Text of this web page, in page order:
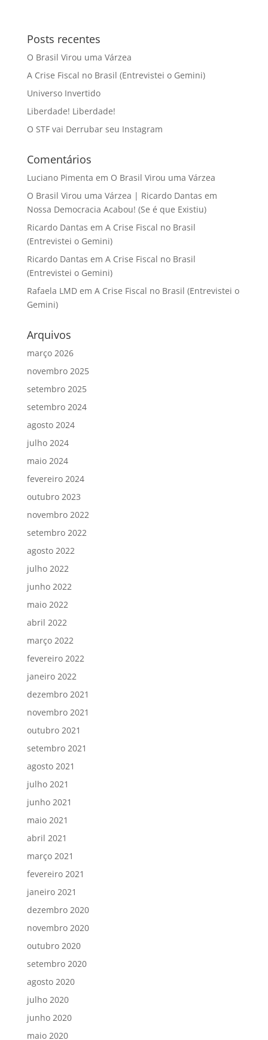
Posts recentes
O Brasil Virou uma Várzea
A Crise Fiscal no Brasil (Entrevistei o Gemini)
Universo Invertido
Liberdade! Liberdade!
O STF vai Derrubar seu Instagram
Comentários
Luciano Pimenta em O Brasil Virou uma Várzea
O Brasil Virou uma Várzea | Ricardo Dantas em
Nossa Democracia Acabou! (Se é que Existiu)
Ricardo Dantas em A Crise Fiscal no Brasil
(Entrevistei o Gemini)
Ricardo Dantas em A Crise Fiscal no Brasil
(Entrevistei o Gemini)
Rafaela LMDem A Crise Fiscal no Brasil (Entrevistei o
Gemini)
Arquivos
março 2026
novembro 2025
setembro 2025
setembro 2024
agosto 2024
julho 2024
maio 2024
fevereiro 2024
outubro 2023
novembro 2022
setembro 2022
agosto 2022
julho 2022
junho 2022
maio 2022
abril 2022
março 2022
fevereiro 2022
janeiro 2022
dezembro 2021
novembro 2021
outubro 2021
setembro 2021
agosto 2021
julho 2021
junho 2021
maio 2021
abril 2021
março 2021
fevereiro 2021
janeiro 2021
dezembro 2020
novembro 2020
outubro 2020
setembro 2020
agosto 2020
julho 2020
junho 2020
maio 2020